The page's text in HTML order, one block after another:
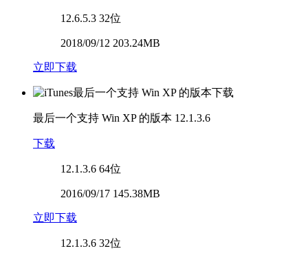
12.6.5.3 32位
2018/09/12 203.24MB
立即下载
最后一个支持 Win XP 的版本 12.1.3.6
下载
12.1.3.6 64位
2016/09/17 145.38MB
立即下载
12.1.3.6 32位